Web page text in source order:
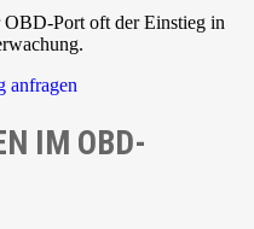
Port oft der Einstieg in
anfragen
IM OBD-